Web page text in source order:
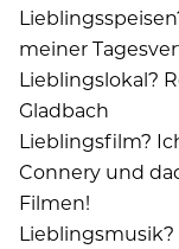
meiner
Lieblingslokal?
Gladbach
Lieblingsfilm?
Connery und
Filmen!
Lieblingsmusik?